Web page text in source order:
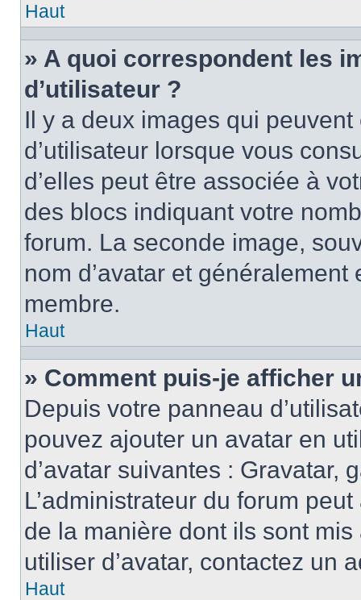
Haut
» A quoi correspondent les
d’utilisateur ?
Il y a deux images qui
d’utilisateur lorsque vous
d’elles peut être associée à
des blocs indiquant votre
forum. La seconde image,
nom d’avatar et
membre.
Haut
» Comment puis-je afficher
Depuis votre panneau
pouvez ajouter un avatar en
d’avatar suivantes : Gravatar,
L’administrateur du forum
de la manière dont ils sont
utiliser d’avatar, contactez un
Haut